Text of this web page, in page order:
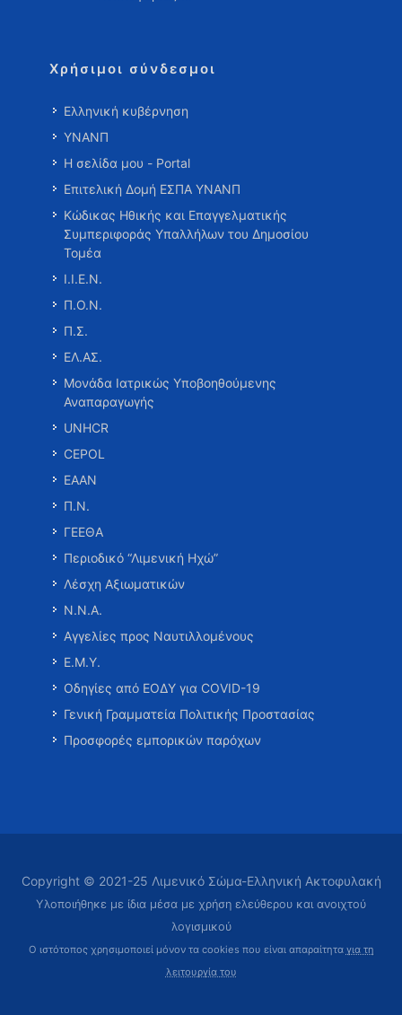
Χρήσιμοι σύνδεσμοι
Ελληνική κυβέρνηση
ΥΝΑΝΠ
Η σελίδα μου - Portal
Επιτελική Δομή ΕΣΠΑ ΥΝΑΝΠ
Κώδικας Ηθικής και Επαγγελματικής
Συμπεριφοράς Υπαλλήλων του Δημοσίου
Τομέα
Ι.Ι.Ε.Ν.
Π.Ο.Ν.
Π.Σ.
ΕΛ.ΑΣ.
Μονάδα Ιατρικώς Υποβοηθούμενης
Αναπαραγωγής
UNHCR
CEPOL
ΕΑΑΝ
Π.Ν.
ΓΕΕΘΑ
Περιοδικό “Λιμενική Ηχώ”
Λέσχη Αξιωματικών
Ν.Ν.Α.
Αγγελίες προς Ναυτιλλομένους
Ε.Μ.Υ.
Οδηγίες από ΕΟΔΥ για COVID-19
Γενική Γραμματεία Πολιτικής Προστασίας
Προσφορές εμπορικών παρόχων
Copyright © 2021-25 Λιμενικό Σώμα-Ελληνική Ακτοφυλακή
Υλοποιήθηκε με ίδια μέσα με χρήση ελεύθερου και ανοιχτού
λογισμικού
Ο ιστότοπος χρησιμοποιεί μόνον τα cookies που είναι απαραίτητα για τη
λειτουργία του